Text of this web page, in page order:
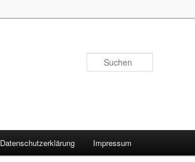
Datenschutzerklärung Impressum